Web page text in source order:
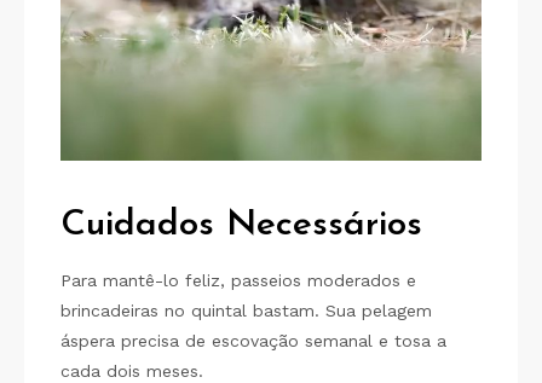
Cuidados Necessários
Para mantê-lo feliz, passeios moderados e
brincadeiras no quintal bastam. Sua pelagem
áspera precisa de escovação semanal e tosa a
cada dois meses.